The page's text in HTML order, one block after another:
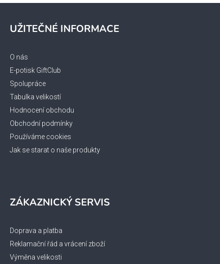
UŽITEČNÉ INFORMACE
O nás
E-potisk GiftClub
Spolupráce
Tabulka velikostí
Hodnocení obchodu
Obchodní podmínky
Používáme cookies
Jak se starat o naše produkty
ZÁKAZNICKÝ SERVIS
Doprava a platba
Reklamační řád a vrácení zboží
Výměna velikosti